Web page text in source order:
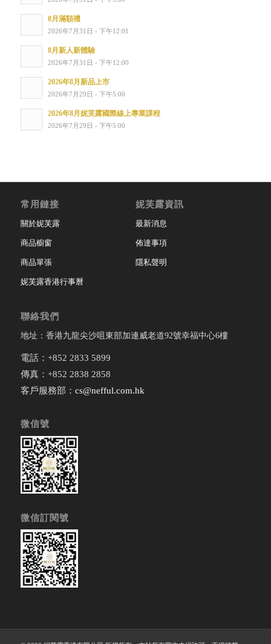
8月滿額禮
2026年7月31日 - 下午12:01
8月新人新體驗
2026年7月31日 - 下午12:00
2026年8月新品上市
2026年7月29日 - 下午5:00
2026年8月妮芙露國際線上專業課程
2026年7月29日 - 下午5:00
常用鏈接
關於妮芙露
商品櫥窗
商品單張
妮芙露香港行事曆
妮芙露資訊
最新消息
佈達事項
隱私聲明
聯絡我們
地址：香港九龍尖沙咀東部加連威老道92號幸福中心6樓
電話：+852 2833 5899
傳真：+852 2838 2858
客戶服務部： cs@nefful.com.hk
微信號
微信訂閱號